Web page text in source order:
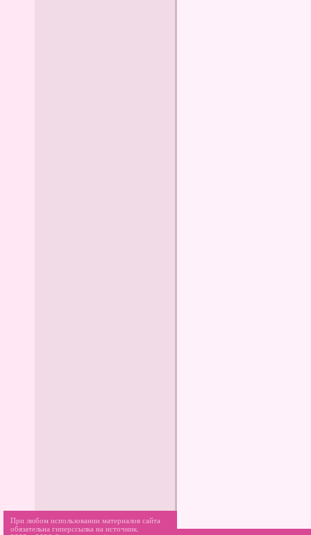
При любом использовании материалов сайта
обязательна гиперссылка на источник.